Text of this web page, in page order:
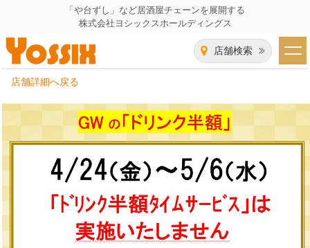
「や台ずし」など居酒屋チェーンを展開する
株式会社ヨシックスホールディングス
店舗検索
HOME
企業情報
企業情報トップ
代表者あいさつ
グループ会社
事業一覧
飲食事業紹介
飲食事業紹介トップ
IR（株主・投資家）情報
店舗詳細へ戻る